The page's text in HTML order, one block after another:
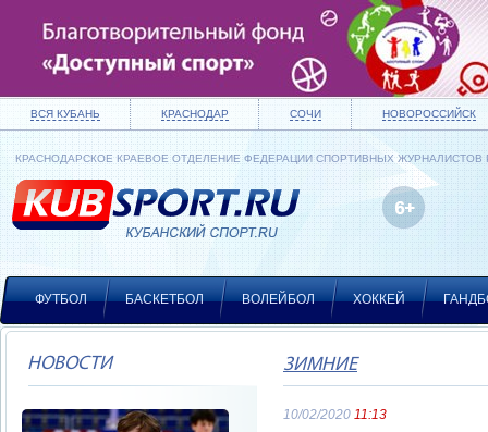
ВСЯ КУБАНЬ КРАСНОДАР СОЧИ НОВОРОССИЙСК
КРАСНОДАРСКОЕ КРАЕВОЕ ОТДЕЛЕНИЕ ФЕДЕРАЦИИ СПОРТИВНЫХ ЖУРНАЛИСТОВ
ФУТБОЛ БАСКЕТБОЛ ВОЛЕЙБОЛ ХОККЕЙ
НОВОСТИ ЗИМНИЕ
10/02/2020 11:13